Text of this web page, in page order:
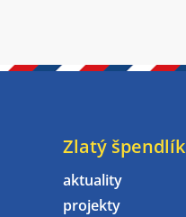
Zlatý špendlík
aktuality
projekty